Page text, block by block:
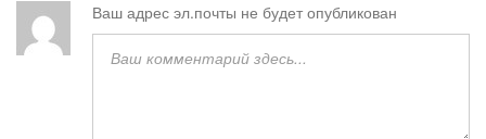
Ваш адрес эл.почты не будет опубликован